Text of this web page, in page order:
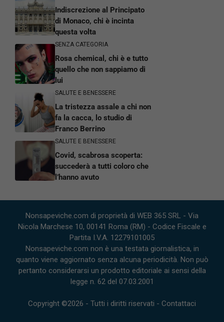
Indiscrezione al Principato
di Monaco, chi è incinta
questa volta
SENZA CATEGORIA
Rosa chemical, chi è e tutto
quello che non sappiamo di
lui
SALUTE E BENESSERE
La tristezza assale a chi non
fa la cacca, lo studio di
Franco Berrino
SALUTE E BENESSERE
Covid, scabrosa scoperta:
succederà a tutti coloro che
l’hanno avuto
Nonsapeviche.com di proprietà di WEB 365 SRL - Via
Nicola Marchese 10, 00141 Roma (RM) - Codice Fiscale e
Partita I.V.A. 12279101005
Nonsapeviche.com non è una testata giornalistica, in
quanto viene aggiornato senza alcuna periodicità. Non può
pertanto considerarsi un prodotto editoriale ai sensi della
legge n. 62 del 07.03.2001
Copyright ©2026 - Tutti i diritti riservati - Contattaci